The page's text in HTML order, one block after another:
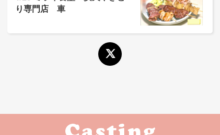
り専門店 車